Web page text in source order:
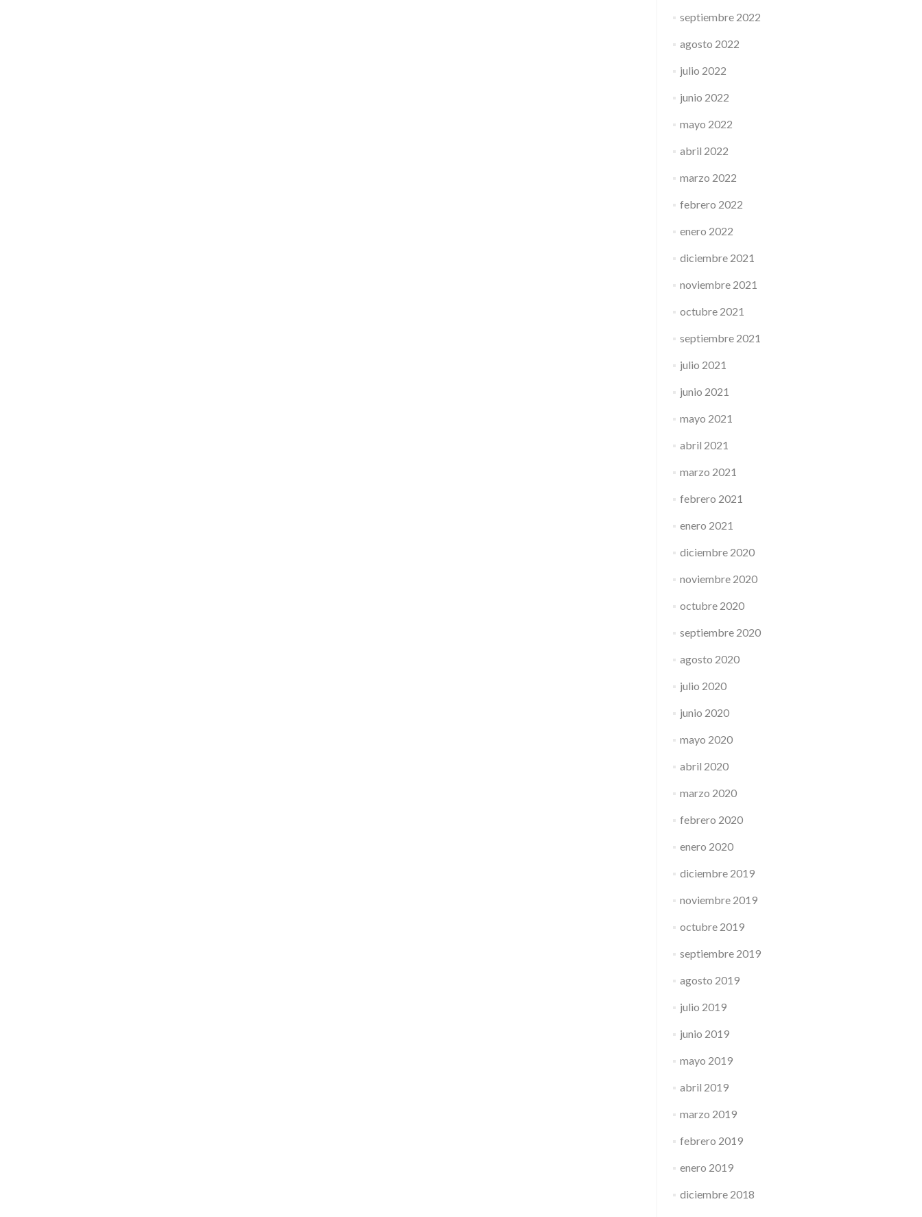
septiembre 2022
agosto 2022
julio 2022
junio 2022
mayo 2022
abril 2022
marzo 2022
febrero 2022
enero 2022
diciembre 2021
noviembre 2021
octubre 2021
septiembre 2021
julio 2021
junio 2021
mayo 2021
abril 2021
marzo 2021
febrero 2021
enero 2021
diciembre 2020
noviembre 2020
octubre 2020
septiembre 2020
agosto 2020
julio 2020
junio 2020
mayo 2020
abril 2020
marzo 2020
febrero 2020
enero 2020
diciembre 2019
noviembre 2019
octubre 2019
septiembre 2019
agosto 2019
julio 2019
junio 2019
mayo 2019
abril 2019
marzo 2019
febrero 2019
enero 2019
diciembre 2018